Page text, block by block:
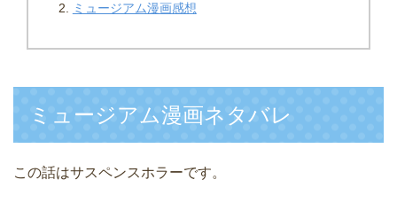
ミュージアム漫画感想
ミュージアム漫画ネタバレ
この話はサスペンスホラーです。